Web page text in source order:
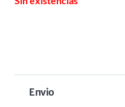
Envio